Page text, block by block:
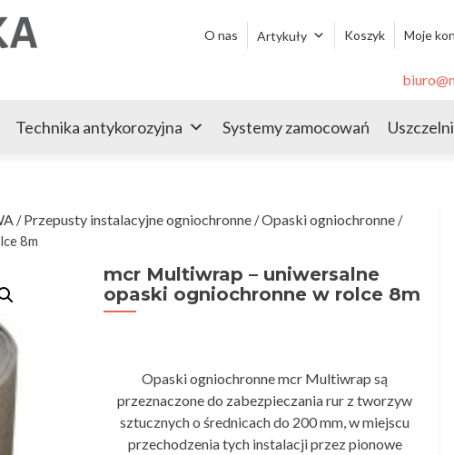
do
O nas Artykuły Koszyk Moje
Technika antykorozyjna Systemy zamocowań
/Przepusty instalacyjne ogniochronne/Opaski ogniochronne/
8m
mcr Multiwrap – uniwersalne
opaski ogniochronne w rolce 8m
Opaski ogniochronne mcr Multiwrap są
przeznaczone do zabezpieczania rur z tworzyw
sztucznych o średnicach do 200 mm, w miejscu
przechodzenia tych instalacji przez pionowe